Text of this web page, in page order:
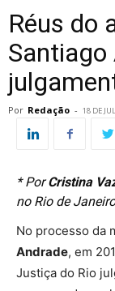
Réus do
Santiago
Por Redação - 18 DE
* PorCristina
no Rio de Janeiro
No processo da
Andrade, em
Justiça do Rio